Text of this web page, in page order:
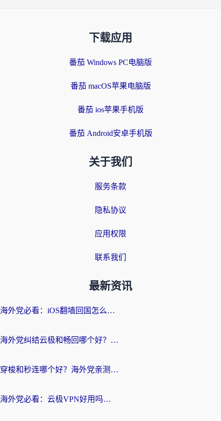
下载应用
番茄 Windows PC电脑版
番茄 macOS苹果电脑版
番茄 ios苹果手机版
番茄 Android安卓手机版
关于我们
服务条款
隐私协议
应用权限
联系我们
最新资讯
海外党必看：iOS翻墙回国怎么选？一篇搞定无缝访问国内资源
海外党纠结云极和畅回哪个好？一篇讲透回国加速器怎么选（附避坑指南）
穿梭和秒连哪个好？海外党亲测3款回国加速器，教你在国外正常浏览国内网站
海外党必看：云极VPN好用吗？和GoLinkVPN对比哪个回国效果更好？附真实体验指南